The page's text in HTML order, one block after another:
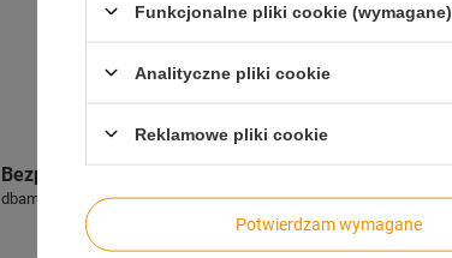
Bezpieczne zakupy
dbamy o Twoje prawa
Funkcjonalne pliki cookie (wymagane)
Analityczne pliki cookie
Reklamowe pliki cookie
Potwierdzam wymagane